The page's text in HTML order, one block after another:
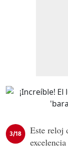
3/18
Este reloj